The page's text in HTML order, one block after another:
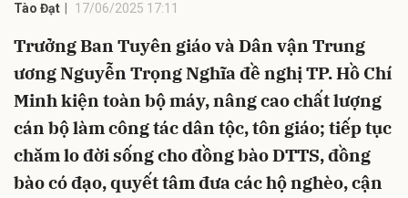
Tào Đạt 17/06/2025 17:11
Trưởng Ban Tuyên giáo và Dân vận Trung
ương Nguyễn Trọng Nghĩa đề nghị TP. Hồ Chí
Minh kiện toàn bộ máy, nâng cao chất lượng
cán bộ làm công tác dân tộc, tôn giáo; tiếp tục
chăm lo đời sống cho đồng bào DTTS, đồng
bào có đạo, quyết tâm đưa các hộ nghèo, cận